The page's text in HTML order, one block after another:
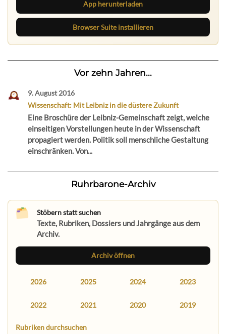
App herunterladen
Browser Suite installieren
Vor zehn Jahren...
9. August 2016
Wissenschaft: Mit Leibniz in die düstere Zukunft
Eine Broschüre der Leibniz-Gemeinschaft zeigt, welche
einseitigen Vorstellungen heute in der Wissenschaft
propagiert werden. Politik soll menschliche Gestaltung
einschränken. Von...
Ruhrbarone-Archiv
Stöbern statt suchen
Texte, Rubriken, Dossiers und Jahrgänge aus dem
Archiv.
Archiv öffnen
2026 2025 2024 2023
2022 2021 2020 2019
Rubriken durchsuchen